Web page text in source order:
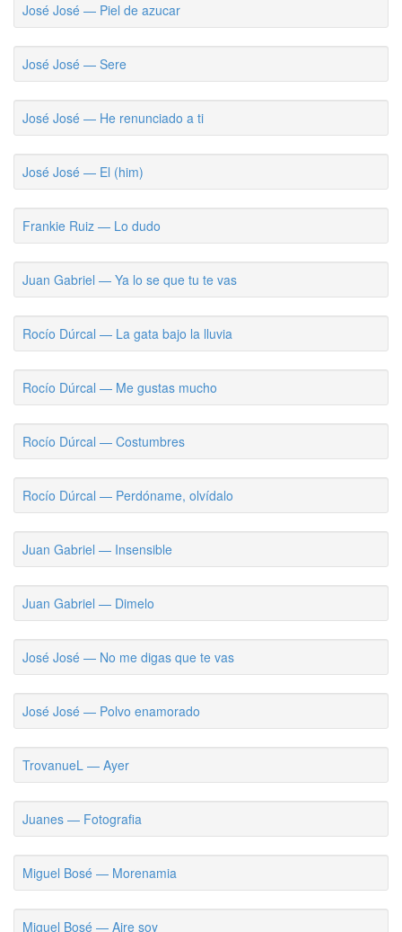
José José — Piel de azucar
José José — Sere
José José — He renunciado a ti
José José — El (him)
Frankie Ruiz — Lo dudo
Juan Gabriel — Ya lo se que tu te vas
Rocío Dúrcal — La gata bajo la lluvia
Rocío Dúrcal — Me gustas mucho
Rocío Dúrcal — Costumbres
Rocío Dúrcal — Perdóname, olvídalo
Juan Gabriel — Insensible
Juan Gabriel — Dimelo
José José — No me digas que te vas
José José — Polvo enamorado
TrovanueL — Ayer
Juanes — Fotografia
Miguel Bosé — Morenamia
Miguel Bosé — Aire soy